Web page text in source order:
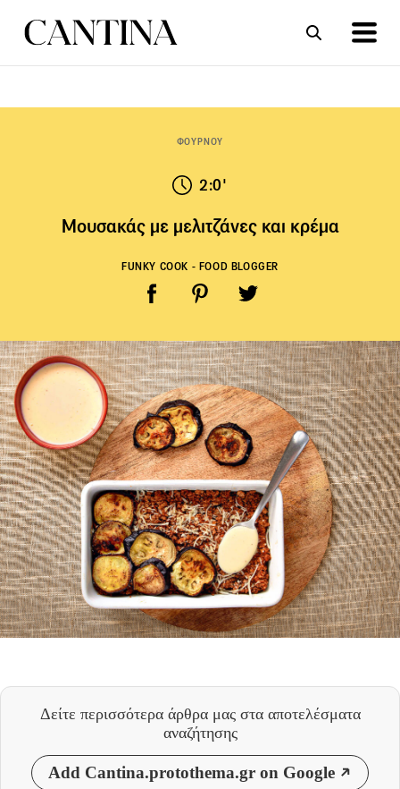
ΦΟΥΡΝΟΥ
2:0'
Μουσακάς με μελιτζάνες και κρέμα
FUNKY COOK - FOOD BLOGGER
Δείτε περισσότερα άρθρα μας στα αποτελέσματα
αναζήτησης
Add Cantina.protothema.gr on Google